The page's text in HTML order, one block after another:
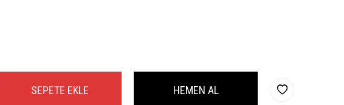
SEPETE EKLE HEMEN AL